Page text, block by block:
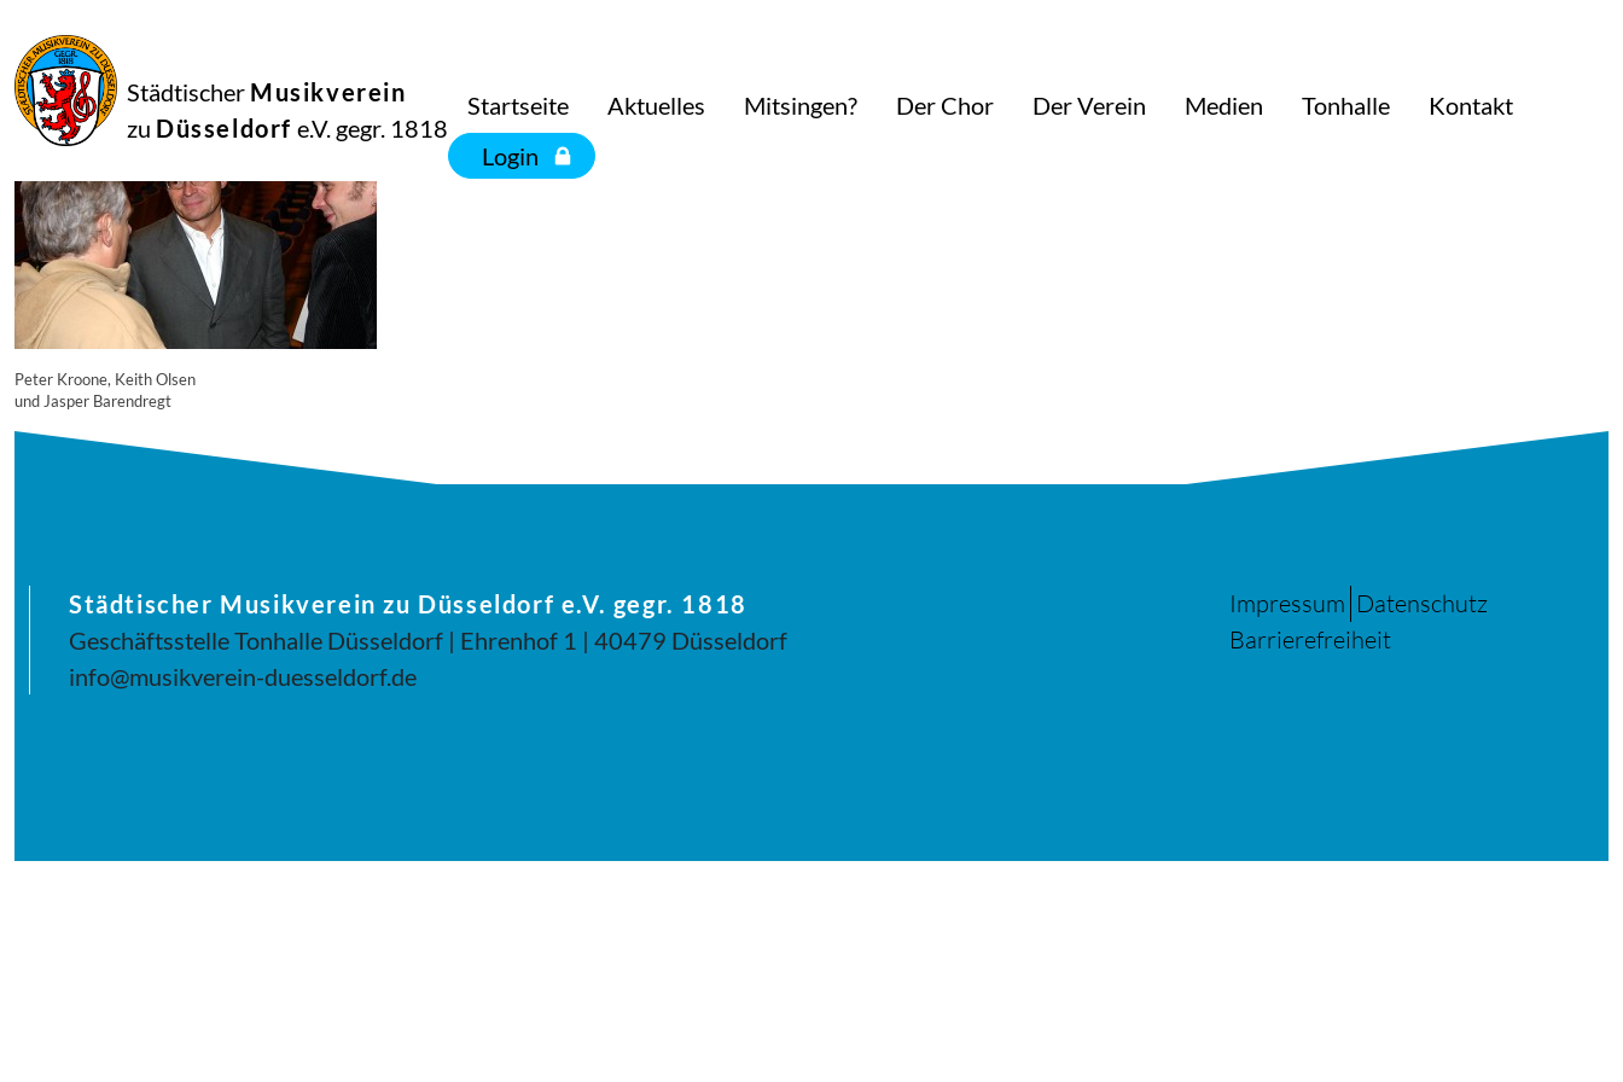
Städtischer Musikverein
zu Düsseldorf e.V. gegr. 1818
Startseite Aktuelles Mitsingen? Der Chor Der Verein Medien Tonhalle
Kontakt
Login
September
2014
Manfred Hill
3323
Peter Kroone, Keith Olsen
und Jasper Barendregt
Städtischer Musikverein zu Düsseldorf e.V. gegr. 1818
Geschäftsstelle Tonhalle Düsseldorf | Ehrenhof 1 | 40479 Düsseldorf
info@musikverein-duesseldorf.de
Impressum Datenschutz
Barrierefreiheit